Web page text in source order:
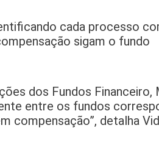
cada processo
sigam o fundo
dos Fundos Financeiro,
entre os fundos
compensação”, detalha